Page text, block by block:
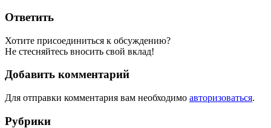
Ответить
Хотите присоединиться к обсуждению?
Не стесняйтесь вносить свой вклад!
Добавить комментарий
Для отправки комментария вам необходимо авторизоваться.
Рубрики